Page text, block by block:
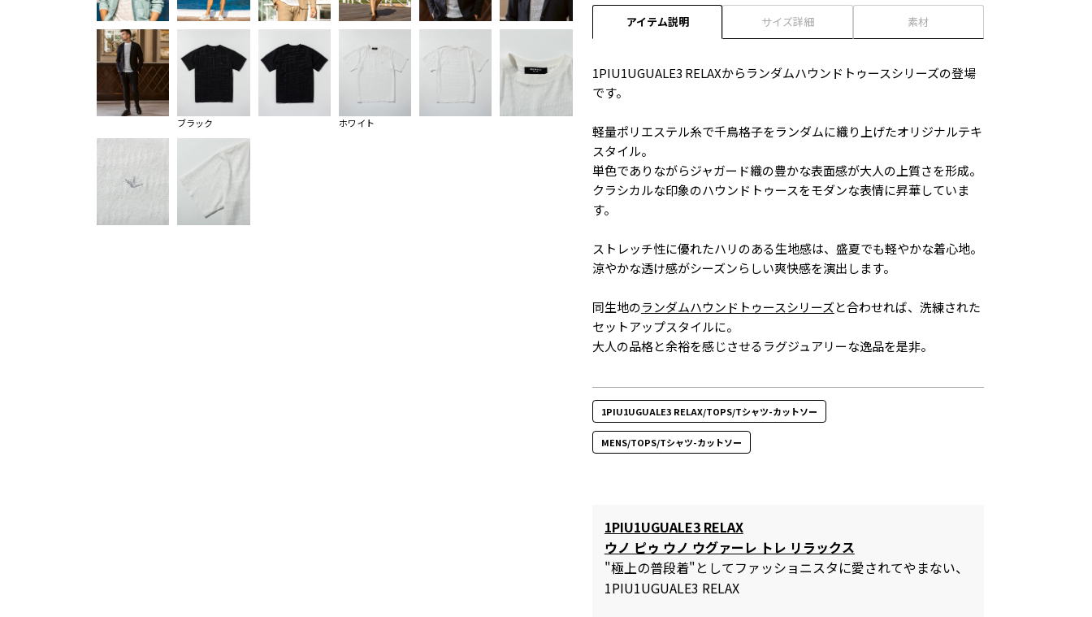
ブラック ホワイト
アイテム説明 サイズ詳細 素材
1PIU1UGUALE3 RELAXからランダムハウンドトゥースシリーズの登場
です。
軽量ポリエステル糸で千鳥格子をランダムに織り上げたオリジナルテキ
スタイル。
単色でありながらジャガード織の豊かな表面感が大人の上質さを形成。
クラシカルな印象のハウンドトゥースをモダンな表情に昇華していま
す。
ストレッチ性に優れたハリのある生地感は、盛夏でも軽やかな着心地。
涼やかな透け感がシーズンらしい爽快感を演出します。
同生地のランダムハウンドトゥースシリーズと合わせれば、洗練された
セットアップスタイルに。
大人の品格と余裕を感じさせるラグジュアリーな逸品を是非。
1PIU1UGUALE3 RELAX/TOPS/Tシャツ-カットソー
MENS/TOPS/Tシャツ-カットソー
1PIU1UGUALE3 RELAX
ウノ ピゥ ウノ ウグァーレ トレ リラックス
"極上の普段着"としてファッショニスタに愛されてやまない、
1PIU1UGUALE3 RELAX